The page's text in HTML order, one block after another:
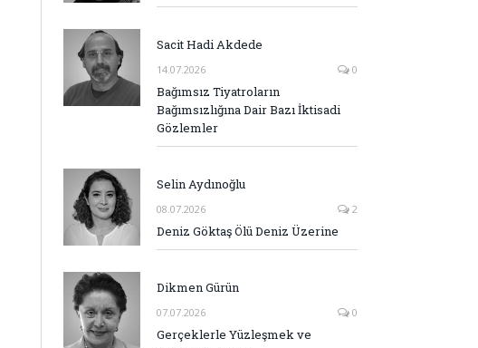
Sacit Hadi Akdede
14.07.2026 0
Bağımsız Tiyatroların
Bağımsızlığına Dair Bazı İktisadi
Gözlemler
Selin Aydınoğlu
08.07.2026 2
Deniz Göktaş Ölü Deniz Üzerine
Dikmen Gürün
07.07.2026 0
Gerçeklerle Yüzleşmek ve